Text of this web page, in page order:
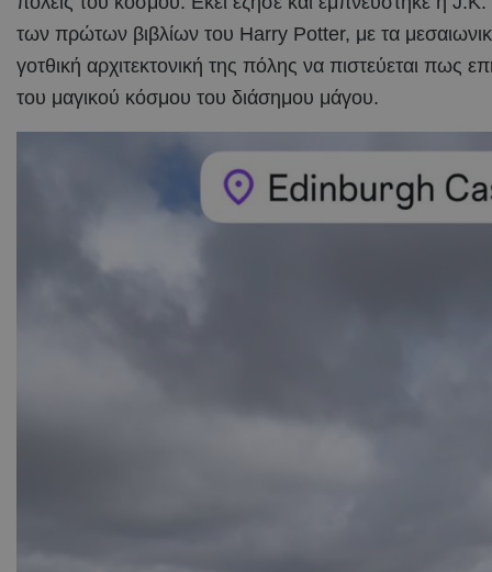
των πρώτων βιβλίων του Harry Potter, με τα
γοτθική αρχιτεκτονική της πόλης να πιστεύεται πως
του μαγικού κόσμου του διάσημου μάγου.